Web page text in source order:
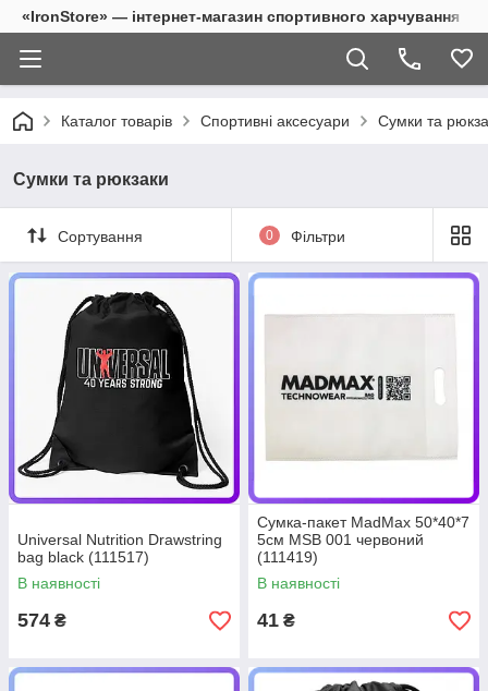
«IronStore» — інтернет-магазин спортивного харчування
Каталог товарів Спортивні аксесуари Сумки та
Сумки та рюкзаки
Сортування 0 Фільтри
Universal Nutrition Drawstring
bag black (111517)
В наявності
574 ₴
Сумка-пакет MadMax 50*40*7
5см MSB 001 червоний
(111419)
В наявності
41 ₴